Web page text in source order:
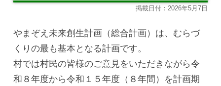
掲載日付：2026年5月7日
やまぞえ未来創生計画（総合計画）は、むらづ
くりの最も基本となる計画です。
村では村民の皆様のご意見をいただきながら令
和８年度から令和１５年度（８年間）を計画期